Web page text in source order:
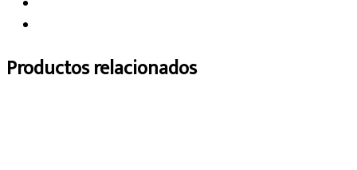
Productos relacionados